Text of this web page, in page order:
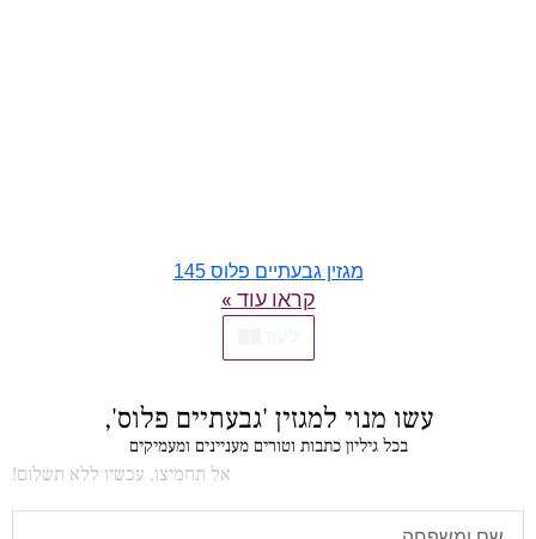
מגזין גבעתיים פלוס 145
קראו עוד »
עשו מנוי למגזין 'גבעתיים פלוס',
בכל גיליון כתבות וטורים מעניינים ומעמיקים
אל תחמיצו, עכשיו ללא תשלום!